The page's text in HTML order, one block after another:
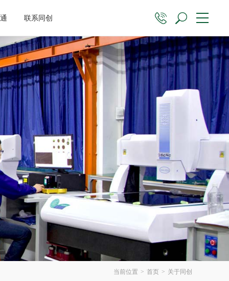
联系同创
当前位置 > 首页 > 关于同创